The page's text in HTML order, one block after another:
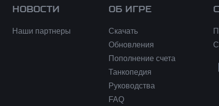
НОВОСТИ
Наши партнеры
ОБ ИГРЕ
Скачать
Обновления
Пополнение счета
Танкопедия
Руководства
FAQ